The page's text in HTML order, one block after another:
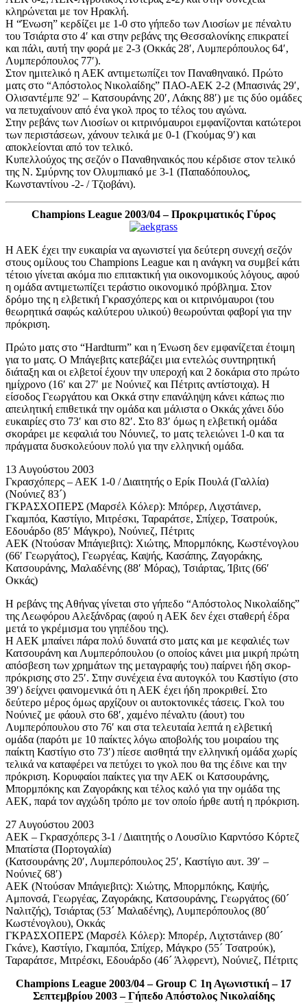
κληρώνεται με τον Ηρακλή.
Η “Ένωση” κερδίζει με 1-0 στο γήπεδο των Λιοσίων με πέναλτυ
του Τσιάρτα στο 4′ και στην ρεβάνς της Θεσσαλονίκης επικρατεί
και πάλι, αυτή την φορά με 2-3 (Οκκάς 28′, Λυμπερόπουλος 64′,
Λυμπερόπουλος 77′).
Στον ημιτελικό η ΑΕΚ αντιμετωπίζει τον Παναθηναικό. Πρώτο
ματς στο “Απόστολος Νικολαίδης” ΠΑΟ-ΑΕΚ 2-2 (Μπασινάς 29′,
Ολισαντέμπε 92′ – Κατσουράνης 20′, Λάκης 88′) με τις δύο ομάδες
να πετυχαίνουν από ένα γκολ προς το τέλος του αγώνα.
Στην ρεβάνς των Λιοσίων οι κιτρινόμαυροι εμφανίζονται κατώτεροι
των περιστάσεων, χάνουν τελικά με 0-1 (Γκούμας 9′) και
αποκλείονται από τον τελικό.
Κυπελλούχος της σεζόν ο Παναθηναικός που κέρδισε στον τελικό
της Ν. Σμύρνης τον Ολυμπιακό με 3-1 (Παπαδόπουλος,
Κωνσταντίνου -2- / Τζιοβάνι).
Champions League 2003/04 – Προκριματικός Γύρος
Η ΑΕΚ έχει την ευκαιρία να αγωνιστεί για δεύτερη συνεχή σεζόν
στους ομίλους του Champions League και η ανάγκη να συμβεί κάτι
τέτοιο γίνεται ακόμα πιο επιτακτική για οικονομικούς λόγους, αφού
η ομάδα αντιμετωπίζει τεράστιο οικονομικό πρόβλημα. Στον
δρόμο της η ελβετική Γκρασχόπερς και οι κιτρινόμαυροι (του
θεωρητικά σαφώς καλύτερου υλικού) θεωρούνται φαβορί για την
πρόκριση.
Πρώτο ματς στο “Hardturm” και η Ένωση δεν εμφανίζεται έτοιμη
για το ματς. Ο Μπάγεβιτς κατεβάζει μια εντελώς συντηρητική
διάταξη και οι ελβετοί έχουν την υπεροχή και 2 δοκάρια στο πρώτο
ημίχρονο (16′ και 27′ με Νούνιεζ και Πέτριτς αντίστοιχα). Η
είσοδος Γεωργάτου και Οκκά στην επανάληψη κάνει κάπως πιο
απειλητική επιθετικά την ομάδα και μάλιστα ο Οκκάς χάνει δύο
ευκαιρίες στο 73′ και στο 82′. Στο 83′ όμως η ελβετική ομάδα
σκοράρει με κεφαλιά του Νόυνιεζ, το ματς τελειώνει 1-0 και τα
πράγματα δυσκολεύουν πολύ για την ελληνική ομάδα.
13 Αυγούστου 2003
Γκρασχόπερς – ΑΕΚ 1-0 / Διαιτητής ο Ερίκ Πουλά (Γαλλία)
(Νούνιεζ 83´)
ΓΚΡΑΣΧΟΠΕΡΣ (Μαρσέλ Κόλερ): Μπόρερ, Λιχστάινερ,
Γκαμπόα, Καστίγιο, Μιτρέσκι, Ταραράτσε, Σπίχερ, Τσατρούκ,
Εδουάρδο (85′ Μάγκρο), Νούνιεζ, Πέτριτς
ΑΕΚ (Ντούσαν Μπάγιεβιτς): Χιώτης, Μπορμπόκης, Κωστένογλου
(66′ Γεωργάτος), Γεωργέας, Καψής, Κασάπης, Ζαγοράκης,
Κατσουράνης, Μαλαδένης (88′ Μόρας), Τσιάρτας, Ίβιτς (66′
Οκκάς)
Η ρεβάνς της Αθήνας γίνεται στο γήπεδο “Απόστολος Νικολαίδης”
της Λεωφόρου Αλεξάνδρας (αφού η ΑΕΚ δεν έχει σταθερή έδρα
μετά το γκρέμισμα του γηπέδου της).
Η ΑΕΚ μπαίνει πάρα πολύ δυνατά στο ματς και με κεφαλιές των
Κατσουράνη και Λυμπερόπουλου (ο οποίος κάνει μια μικρή πρώτη
απόσβεση των χρημάτων της μεταγραφής του) παίρνει ήδη σκορ-
πρόκρισης στο 25′. Στην συνέχεια ένα αυτογκόλ του Καστίγιο (στο
39′) δείχνει φαινομενικά ότι η ΑΕΚ έχει ήδη προκριθεί. Στο
δεύτερο μέρος όμως αρχίζουν οι αυτοκτονικές τάσεις. Γκολ του
Νούνιεζ με φάουλ στο 68′, χαμένο πέναλτυ (άουτ) του
Λυμπερόπουλου στο 76′ και στα τελευταία λεπτά η ελβετική
ομάδα (παρότι με 10 παίκτες λόγω αποβολής του μοιραίου της
παίκτη Καστίγιο στο 73′) πίεσε αισθητά την ελληνική ομάδα χωρίς
τελικά να καταφέρει να πετύχει το γκολ που θα της έδινε και την
πρόκριση. Κορυφαίοι παίκτες για την ΑΕΚ οι Κατσουράνης,
Μπορμπόκης και Ζαγοράκης και τέλος καλό για την ομάδα της
ΑΕΚ, παρά τον αγχώδη τρόπο με τον οποίο ήρθε αυτή η πρόκριση.
27 Αυγούστου 2003
ΑΕΚ – Γκρασχόπερς 3-1 / Διαιτητής ο Λουσίλιο Καρντόσο Κόρτεζ
Μπατίστα (Πορτογαλία)
(Κατσουράνης 20′, Λυμπερόπουλος 25′, Καστίγιο αυτ. 39′ –
Νούνιεζ 68′)
ΑΕΚ (Ντούσαν Μπάγιεβιτς): Χιώτης, Μπορμπόκης, Καψής,
Αμπονσά, Γεωργέας, Ζαγοράκης, Κατσουράνης, Γεωργάτος (60´
Ναλιτζής), Τσιάρτας (53´ Μαλαδένης), Λυμπερόπουλος (80´
Κωστένογλου), Οκκάς
ΓΚΡΑΣΧΟΠΕΡΣ (Μαρσέλ Κόλερ): Μπορέρ, Λιχτστάινερ (80´
Γκάνε), Καστίγιο, Γκαμπόα, Σπίχερ, Μάγκρο (55´ Τσατρούκ),
Ταραράτσε, Μιτρέσκι, Εδουάρδο (46´ Άλφρεντ), Νούνιεζ, Πέτριτς
Champions League 2003/04 – Group C 1η Αγωνιστική – 17
Σεπτεμβρίου 2003 – Γήπεδο Απόστολος Νικολαίδης